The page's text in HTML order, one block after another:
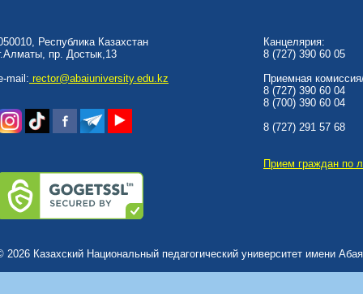
Республика Казахстан
пр. Достык,13
mail: rector@abaiuniversity.edu.kz
Канцелярия:
8 (727) 390 60 05
Приемная
8 (727) 390 60 04
8 (700) 390 60 04
8 (727) 291 57 68
Прием граждан по
2026 Казахский Национальный педагогический университет имени Абая